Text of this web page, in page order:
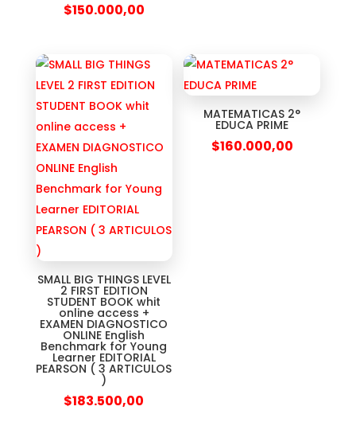
$150.000,00
SMALL BIG THINGS LEVEL
2 FIRST EDITION
STUDENT BOOK whit
online access +
EXAMEN DIAGNOSTICO
ONLINE English
Benchmark for Young
Learner EDITORIAL
PEARSON ( 3 ARTICULOS
)
$183.500,00
MATEMATICAS 2°
EDUCA PRIME
$160.000,00